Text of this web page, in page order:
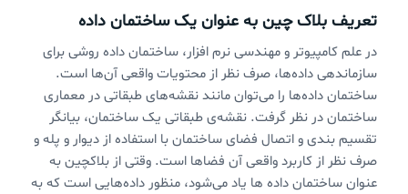
تعریف بلاک چین به عنوان یک ساختمان داده
در علم کامپیوتر و مهندسی نرم افزار، ساختمان داده روشی برای
سازماندهی داده‌ها، صرف نظر از محتویات واقعی آن‌ها است.
ساختمان داده‌ها را می‌توان مانند نقشه‌های طبقاتی در معماری
ساختمان در نظر گرفت. نقشه‌ی طبقاتی یک ساختمان، بیانگر
تقسیم بندی و اتصال فضای ساختمان با استفاده از دیوار و پله و
صرف نظر از کاربرد واقعی آن فضاها است. وقتی از بلاکچین به
عنوان ساختمان داده ها یاد می‌شود، منظور داده‌هایی است که به